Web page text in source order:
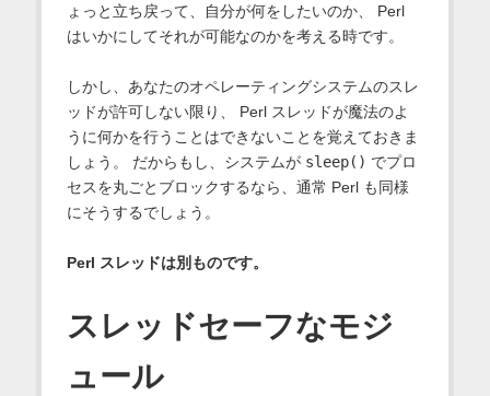
ょっと立ち戻って、自分が何をしたいのか、 Perl
はいかにしてそれが可能なのかを考える時です。
しかし、あなたのオペレーティングシステムのスレ
ッドが許可しない限り、 Perl スレッドが魔法のよ
うに何かを行うことはできないことを覚えておきま
しょう。 だからもし、システムが sleep() でプロ
セスを丸ごとブロックするなら、通常 Perl も同様
にそうするでしょう。
Perl スレッドは別ものです。
スレッドセーフなモジ
ュール